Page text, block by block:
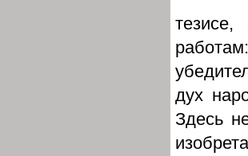
дух
Здесь